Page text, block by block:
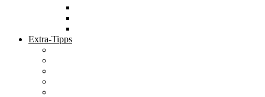
Extra-Tipps